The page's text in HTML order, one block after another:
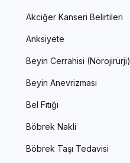
Akciğer Kanseri Belirtileri
Anksiyete
Beyin Cerrahisi (Nörojirürji)
Beyin Anevrizması
Bel Fıtığı
Böbrek Nakli
Böbrek Taşı Tedavisi